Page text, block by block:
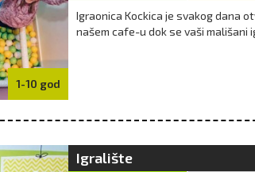
1-10 god
Igraonica Kockica je svakog dana
našem cafe-u dok se vaši mališani
Igralište